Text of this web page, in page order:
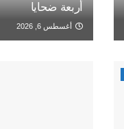
أربعة ضحايا
أغسطس 6, 2026